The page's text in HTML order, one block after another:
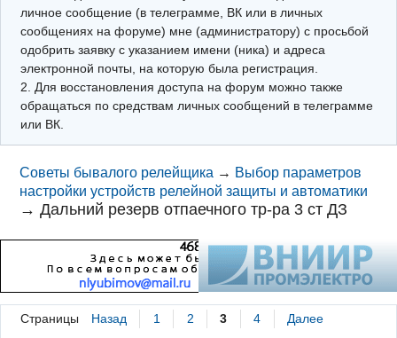
Фотохостинг
Телеграм
личное сообщение (в телеграмме, ВК или в личных
сообщениях на форуме) мне (администратору) с просьбой
одобрить заявку с указанием имени (ника) и адреса
электронной почты, на которую была регистрация.
2. Для восстановления доступа на форум можно также
обращаться по средствам личных сообщений в телеграмме
или ВК.
Советы бывалого релейщика → Выбор параметров
настройки устройств релейной защиты и автоматики
→Дальний резерв отпаечного тр-ра 3 ст ДЗ
Страницы Назад 1 2 3 4
Далее